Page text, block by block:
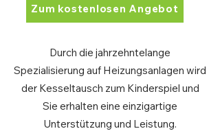
Zum kostenlosen Angebot
Durch die jahrzehntelange
Spezialisierung auf Heizungsanlagen wird
der Kesseltausch zum Kinderspiel und
Sie erhalten eine einzigartige
Unterstützung und Leistung.